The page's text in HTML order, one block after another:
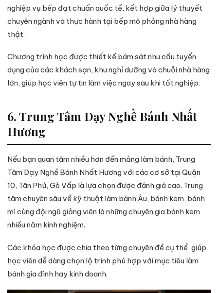
nghiệp vụ bếp đạt chuẩn quốc tế, kết hợp giữa lý thuyết
chuyên ngành và thực hành tại bếp mô phỏng nhà hàng
thật.
Chương trình học được thiết kế bám sát nhu cầu tuyển
dụng của các khách sạn, khu nghỉ dưỡng và chuỗi nhà hàng
lớn, giúp học viên tự tin làm việc ngay sau khi tốt nghiệp.
6. Trung Tâm Dạy Nghề Bánh Nhất
Hương
Nếu bạn quan tâm nhiều hơn đến mảng làm bánh, Trung
Tâm Dạy Nghề Bánh Nhất Hương với các cơ sở tại Quận
10, Tân Phú, Gò Vấp là lựa chọn được đánh giá cao. Trung
tâm chuyên sâu về kỹ thuật làm bánh Âu, bánh kem, bánh
mì cùng đội ngũ giảng viên là những chuyên gia bánh kem
nhiều năm kinh nghiệm.
Các khóa học được chia theo từng chuyên đề cụ thể, giúp
học viên dễ dàng chọn lộ trình phù hợp với mục tiêu làm
bánh gia đình hay kinh doanh.